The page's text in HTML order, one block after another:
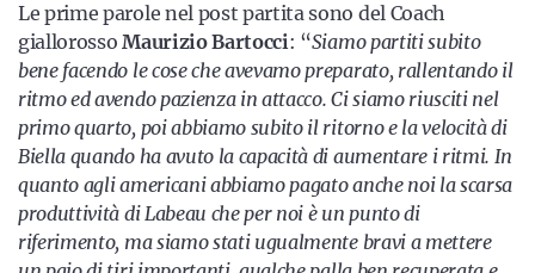
Le prime parole nel post partita sono del Coach
giallorossoMaurizio Bartocci: “Siamo partiti subito
bene facendo le cose che avevamo preparato, rallentando il
ritmo ed avendo pazienza in attacco. Ci siamo riusciti nel
primo quarto, poi abbiamo subito il ritorno e la velocità di
Biella quando ha avuto la capacità di aumentare i ritmi. In
quanto agli americani abbiamo pagato anche noi la scarsa
produttività di Labeau che per noi è un punto di
riferimento, ma siamo stati ugualmente bravi a mettere